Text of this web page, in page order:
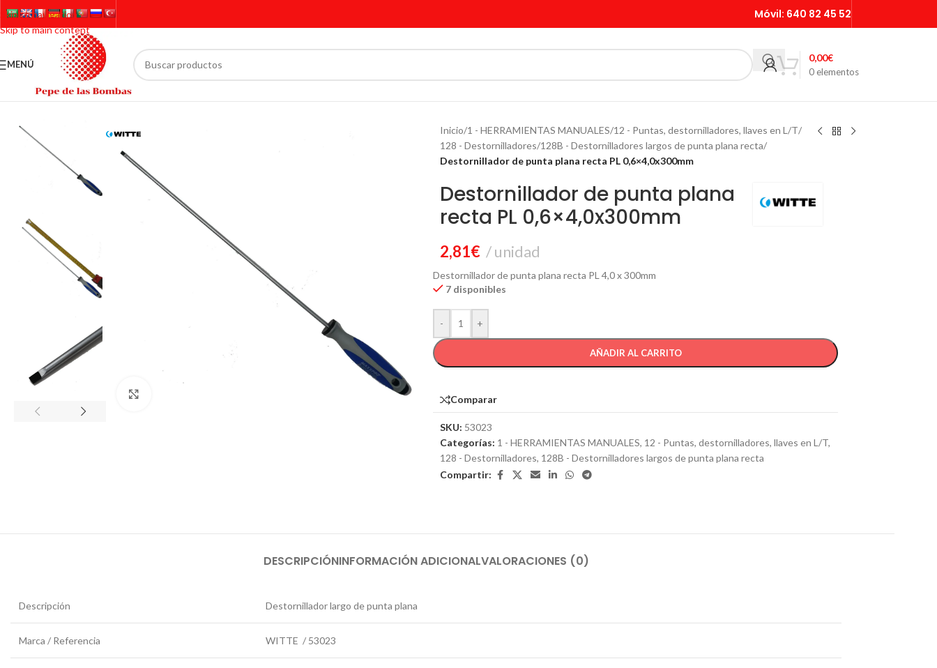
Skip to navigation
Skip to main content
Móvil: 640 82 45 52
MENÚ
0 elementos
0,00€
Inicio/1 - HERRAMIENTAS MANUALES/12 - Puntas, destornilladores, llaves en L/T/
128 - Destornilladores/128B - Destornilladores largos de punta plana recta/
Destornillador de punta plana recta PL 0,6×4,0x300mm
Destornillador de punta plana
recta PL 0,6×4,0x300mm
2,81€ unidad
Destornillador de punta plana recta PL 4,0 x 300mm
7 disponibles
- +
AÑADIR AL CARRITO
Comparar
SKU: 53023
Categorías: 1 - HERRAMIENTAS MANUALES, 12 - Puntas, destornilladores, llaves en L/T,
128 - Destornilladores, 128B - Destornilladores largos de punta plana recta
Compartir:
DESCRIPCIÓNINFORMACIÓN ADICIONALVALORACIONES (0)
Descripción Destornillador largo de punta plana
Marca / Referencia WITTE / 53023